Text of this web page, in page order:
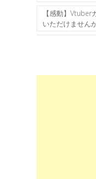
【感動】
いただけません